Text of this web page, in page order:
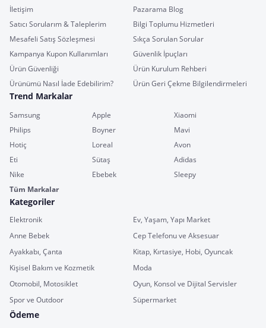
İletişim
Pazarama Blog
Satıcı Sorularım & Taleplerim
Bilgi Toplumu Hizmetleri
Mesafeli Satış Sözleşmesi
Sıkça Sorulan Sorular
Kampanya Kupon Kullanımları
Güvenlik İpuçları
Ürün Güvenliği
Ürün Kurulum Rehberi
Ürünümü Nasıl İade Edebilirim?
Ürün Geri Çekme Bilgilendirmeleri
Trend Markalar
Samsung Apple
Xiaomi
Philips
Boyner
Mavi
Hotiç
Loreal
Avon
Eti
Sütaş
Adidas
Nike
Ebebek
Sleepy
Tüm Markalar
Kategoriler
Elektronik
Ev, Yaşam, Yapı Market
Anne Bebek
Cep Telefonu ve Aksesuar
Ayakkabı, Çanta
Kitap, Kırtasiye, Hobi, Oyuncak
Kişisel Bakım ve Kozmetik
Moda
Otomobil, Motosiklet
Oyun, Konsol ve Dijital Servisler
Spor ve Outdoor
Süpermarket
Ödeme